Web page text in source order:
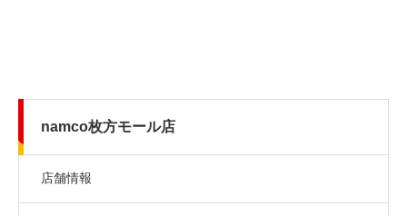
namco枚方モール店
店舗情報